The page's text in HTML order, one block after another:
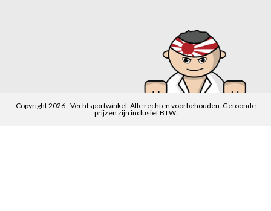
Copyright 2026 - Vechtsportwinkel. Alle rechten voorbehouden. Getoonde
prijzen zijn inclusief BTW.